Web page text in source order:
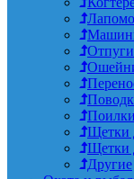
Поилки
Щетки
Щетки
Другие